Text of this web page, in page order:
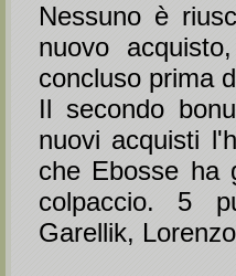
Nessuno è
nuovo
concluso prima
Il secondo
nuovi acquisti
che Ebosse ha
colpaccio. 5
Garellik,